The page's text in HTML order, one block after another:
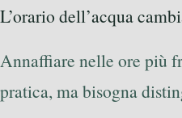
L’orario dell’acqua
Annaffiare nelle ore più
pratica, ma bisogna